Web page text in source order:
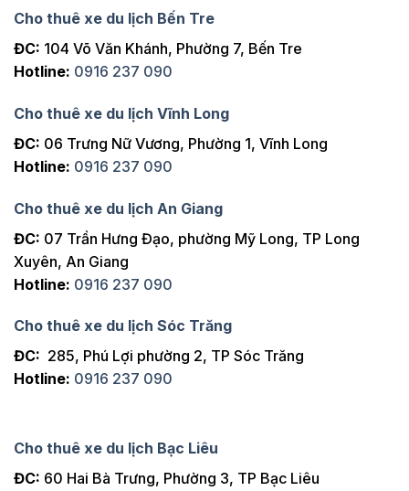
Cho thuê xe du lịch Bến Tre
ĐC: 104 Võ Văn Khánh, Phường 7, Bến Tre
Hotline: 0916 237 090
Cho thuê xe du lịch Vĩnh Long
ĐC: 06 Trưng Nữ Vương, Phường 1, Vĩnh Long
Hotline: 0916 237 090
Cho thuê xe du lịch An Giang
ĐC: 07 Trần Hưng Đạo, phường Mỹ Long, TP Long
Xuyên, An Giang
Hotline: 0916 237 090
Cho thuê xe du lịch Sóc Trăng
ĐC: 285, Phú Lợi phường 2, TP Sóc Trăng
Hotline: 0916 237 090
Cho thuê xe du lịch Bạc Liêu
ĐC: 60 Hai Bà Trưng, Phường 3, TP Bạc Liêu